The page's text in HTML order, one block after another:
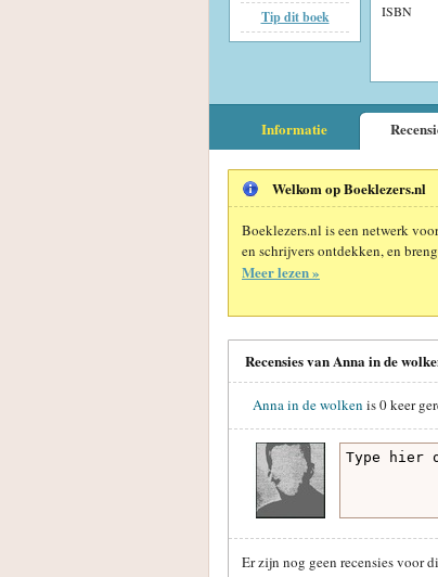
Tip dit boek
ISBN
Informatie
Welkom op Boeklezers.nl
Boeklezers.nl is een netwerk
en schrijvers ontdekken, en
Meer lezen »
Recensies van Anna in de
Anna in de wolken is0keer
Er zijn nog geen recensies voor